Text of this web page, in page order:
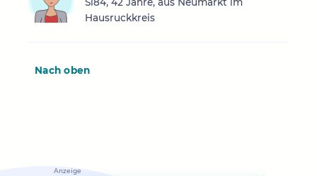
Hausruckkreis
Nach oben